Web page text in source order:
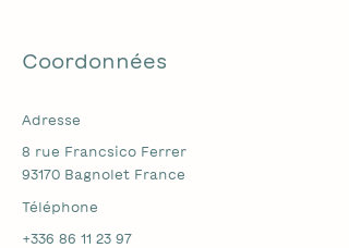
Coordonnées
Adresse
8 rue Francsico Ferrer
93170 Bagnolet France
​Téléphone
+336 86 11 23 97